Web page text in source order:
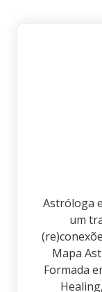
Astróloga
um
Mapa
Formada